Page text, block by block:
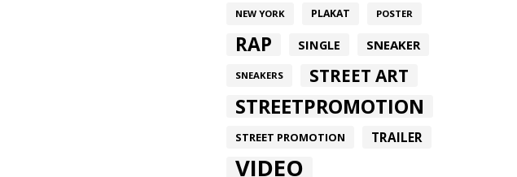
NEW YORK PLAKAT POSTER
RAP SINGLE SNEAKER
SNEAKERS STREET ART
STREETPROMOTION
STREET PROMOTION TRAILER
VIDEO